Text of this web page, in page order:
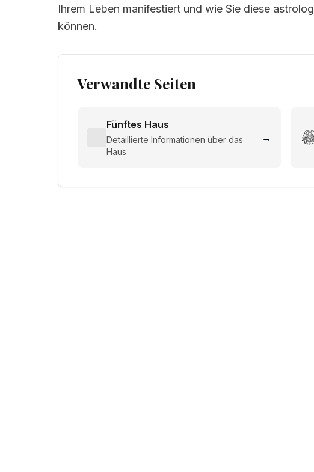
Ihrem Leben manifestiert und wie Sie diese
können.
Verwandte Seiten
Fünftes Haus
Detaillierte Informationen über das
Haus
→